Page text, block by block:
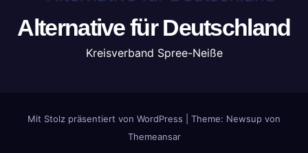
Alternative für Deutschland
Kreisverband Spree-Neiße
Mit Stolz präsentiert von WordPress
Theme: Newsup von
Themeansar